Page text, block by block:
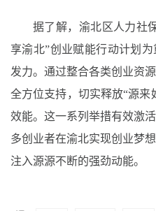
据了解，渝北区人力社
享渝北”创业赋能行动计划
发力。通过整合各类创业资
全方位支持，切实释放“源来
效能。这一系列举措有效激
多创业者在渝北实现创业梦
注入源源不断的强劲动能。